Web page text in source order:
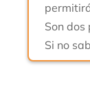
Son
Si no